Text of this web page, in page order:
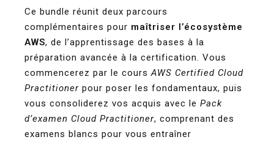
Ce bundle réunit deux parcours
complémentaires pour maîtriser l’écosystème
AWS, de l’apprentissage des bases à la
préparation avancée à la certification. Vous
commencerez par le cours AWS Certified Cloud
Practitioner pour poser les fondamentaux, puis
vous consoliderez vos acquis avec le Pack
d’examen Cloud Practitioner, comprenant des
examens blancs pour vous entraîner